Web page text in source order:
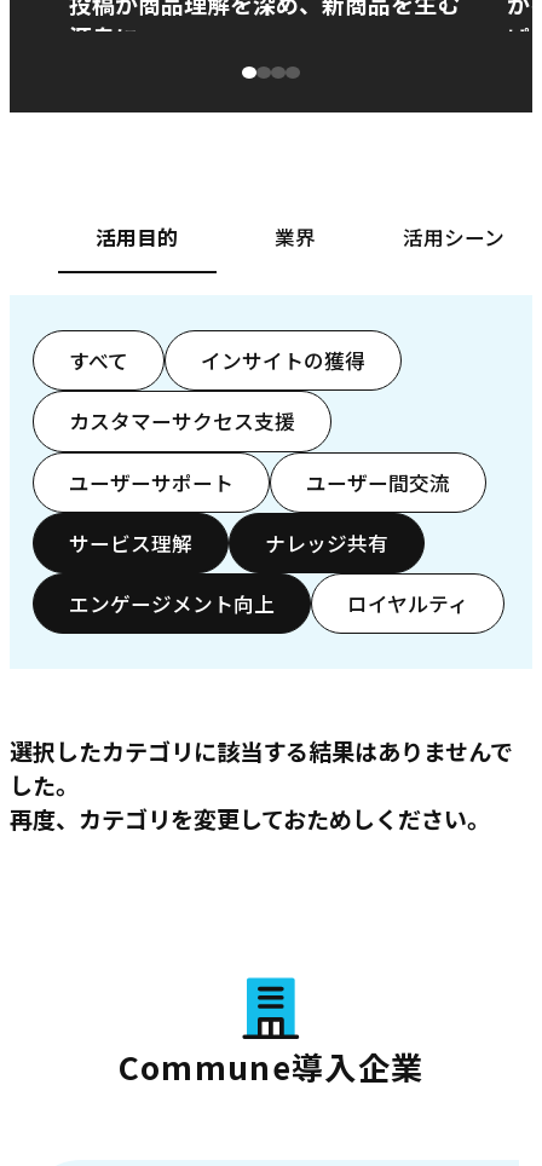
源泉に
ぱ
活用目的 業界 活用シーン
すべて インサイトの獲得
カスタマーサクセス支援
ユーザーサポート ユーザー間交流
サービス理解 ナレッジ共有
エンゲージメント向上 ロイヤルティ
選択したカテゴリに該当する結果はありませんで
した。
再度、カテゴリを変更しておためしください。
Commune導入企業